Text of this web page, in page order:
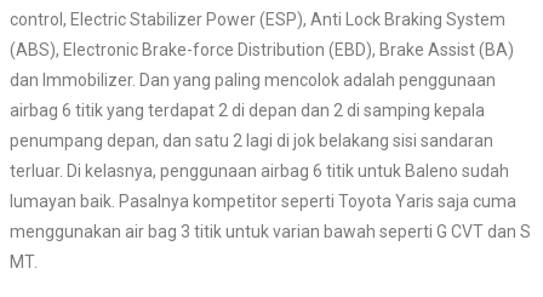
control, Electric Stabilizer Power (ESP), Anti Lock Braking System
(ABS), Electronic Brake-force Distribution (EBD), Brake Assist (BA)
dan Immobilizer. Dan yang paling mencolok adalah penggunaan
airbag 6 titik yang terdapat 2 di depan dan 2 di samping kepala
penumpang depan, dan satu 2 lagi di jok belakang sisi sandaran
terluar. Di kelasnya, penggunaan airbag 6 titik untuk Baleno sudah
lumayan baik. Pasalnya kompetitor seperti Toyota Yaris saja cuma
menggunakan air bag 3 titik untuk varian bawah seperti G CVT dan S
MT.